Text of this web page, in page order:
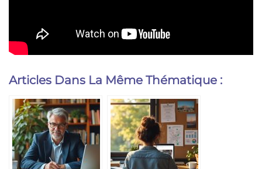
Articles Dans La Même Thématique :